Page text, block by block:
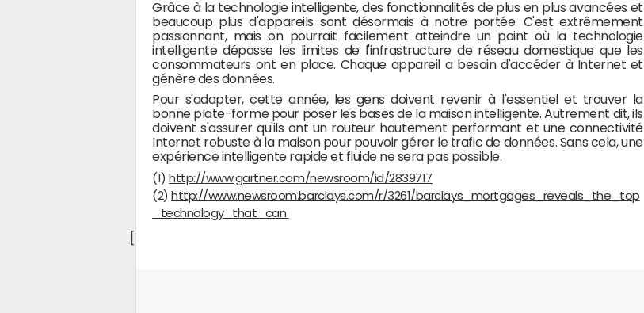
Grâce à la technologie intelligente, des fonctionnalités de plus en plus avancées et
beaucoup plus d'appareils sont désormais à notre portée. C'est extrêmement
passionnant, mais on pourrait facilement atteindre un point où la technologie
intelligente dépasse les limites de l'infrastructure de réseau domestique que les
consommateurs ont en place. Chaque appareil a besoin d'accéder à Internet et
génère des données.
Pour s'adapter, cette année, les gens doivent revenir à l'essentiel et trouver la
bonne plate-forme pour poser les bases de la maison intelligente. Autrement dit, ils
doivent s'assurer qu'ils ont un routeur hautement performant et une connectivité
Internet robuste à la maison pour pouvoir gérer le trafic de données. Sans cela, une
expérience intelligente rapide et fluide ne sera pas possible.
(1) http://www.gartner.com/newsroom/id/2839717
(2) http://www.newsroom.barclays.com/r/3261/barclays_mortgages_reveals_the_top
_technology_that_can